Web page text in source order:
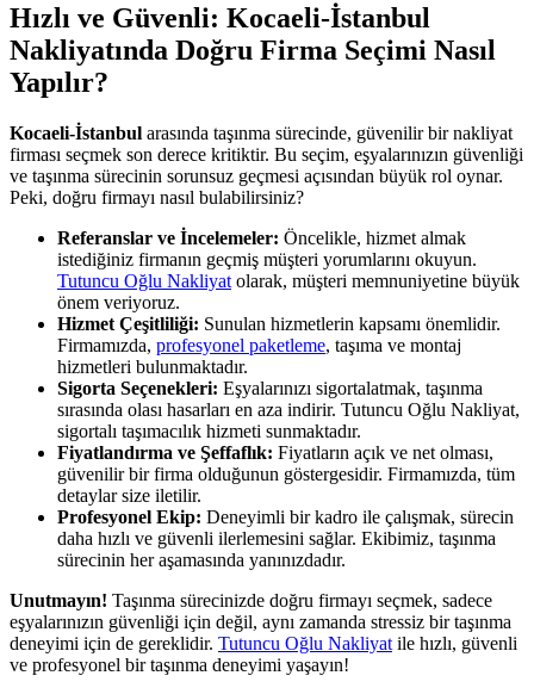
Hızlı ve Güvenli: Kocaeli-İstanbul
Nakliyatında Doğru Firma Seçimi Nasıl
Yapılır?
Kocaeli-İstanbul arasında taşınma sürecinde, güvenilir bir nakliyat
firması seçmek son derece kritiktir. Bu seçim, eşyalarınızın güvenliği
ve taşınma sürecinin sorunsuz geçmesi açısından büyük rol oynar.
Peki, doğru firmayı nasıl bulabilirsiniz?
Referanslar ve İncelemeler: Öncelikle, hizmet almak
istediğiniz firmanın geçmiş müşteri yorumlarını okuyun.
Tutuncu Oğlu Nakliyat olarak, müşteri memnuniyetine büyük
önem veriyoruz.
Hizmet Çeşitliliği: Sunulan hizmetlerin kapsamı önemlidir.
Firmamızda, profesyonel paketleme, taşıma ve montaj
hizmetleri bulunmaktadır.
Sigorta Seçenekleri: Eşyalarınızı sigortalatmak, taşınma
sırasında olası hasarları en aza indirir. Tutuncu Oğlu Nakliyat,
sigortalı taşımacılık hizmeti sunmaktadır.
Fiyatlandırma ve Şeffaflık: Fiyatların açık ve net olması,
güvenilir bir firma olduğunun göstergesidir. Firmamızda, tüm
detaylar size iletilir.
Profesyonel Ekip: Deneyimli bir kadro ile çalışmak, sürecin
daha hızlı ve güvenli ilerlemesini sağlar. Ekibimiz, taşınma
sürecinin her aşamasında yanınızdadır.
Unutmayın! Taşınma sürecinizde doğru firmayı seçmek, sadece
eşyalarınızın güvenliği için değil, aynı zamanda stressiz bir taşınma
deneyimi için de gereklidir. Tutuncu Oğlu Nakliyat ile hızlı, güvenli
ve profesyonel bir taşınma deneyimi yaşayın!